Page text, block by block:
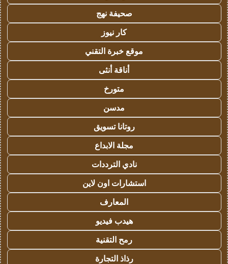
صحيفة نهج
كار نيوز
موقع خبرة التقني
أناقة أنثى
متورخ
مدسن
روتانا تسويق
مجلة الابداع
نادي الترددات
استشارات اون لاين
المعارف
هيدب فيديو
رمح التقنية
رذاذ التجارة